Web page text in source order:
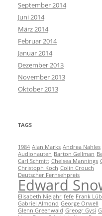
September 2014
Juni 2014
März 2014
Februar 2014
Januar 2014
Dezember 2013
November 2013
Oktober 2013
TAGS
1984 Alan Marks Andrea Nahles
Audionauten Barton Gellman
Carl Schmitt Chelsea Mannings
Christoph Koch Colin Crouch
Deutscher Fernsehpreis
Edward
Elisabeth Niejahr fefe Frank
Gabriel Almond George Orwell
Glenn Greenwald Greogr Gysi